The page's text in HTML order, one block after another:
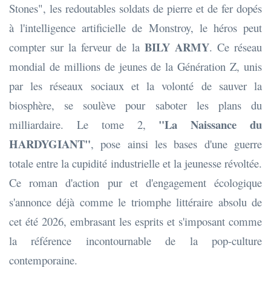
Stones", les redoutables soldats de pierre et de fer dopés
à l'intelligence artificielle de Monstroy, le héros peut
compter sur la ferveur de la BILY ARMY. Ce réseau
mondial de millions de jeunes de la Génération Z, unis
par les réseaux sociaux et la volonté de sauver la
biosphère, se soulève pour saboter les plans du
milliardaire. Le tome 2, "La Naissance du
HARDYGIANT", pose ainsi les bases d'une guerre
totale entre la cupidité industrielle et la jeunesse révoltée.
Ce roman d'action pur et d'engagement écologique
s'annonce déjà comme le triomphe littéraire absolu de
cet été 2026, embrasant les esprits et s'imposant comme
la référence incontournable de la pop-culture
contemporaine.